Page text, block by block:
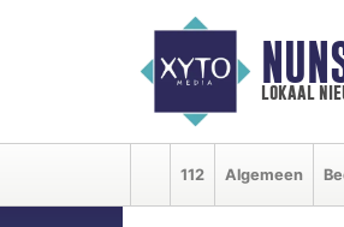
lokaal
112 Algemeen